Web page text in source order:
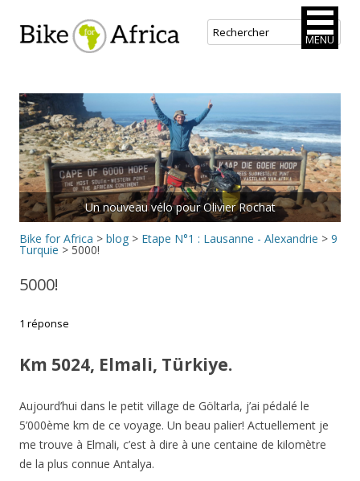
Bike for Africa
au
contenu
principal
Rejoins le peloton.
Bike for Africa > blog > Etape N°1 : Lausanne - Alexandrie > 9
Turquie > 5000!
5000!
1 réponse
Km 5024, Elmali, Türkiye.
Aujourd’hui dans le petit village de Göltarla, j’ai pédalé le
5’000ème km de ce voyage. Un beau palier! Actuellement je
me trouve à Elmali, c’est à dire à une centaine de kilomètre
de la plus connue Antalya.
MENU